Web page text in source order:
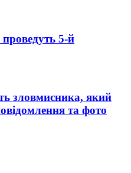
5-й
зловмисника, який
та фото